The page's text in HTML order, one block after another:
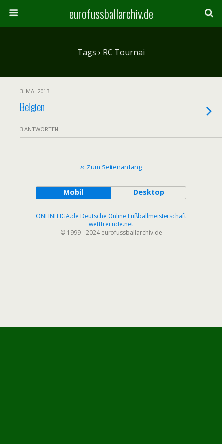
eurofussballarchiv.de
Tags › RC Tournai
3. MAI 2013
Belgien
3 ANTWORTEN
Zum Seitenanfang
Mobil Desktop
ONLINELIGA.de Deutsche Online Fußballmeisterschaft
wettfreunde.net
© 1999 - 2024 eurofussballarchiv.de